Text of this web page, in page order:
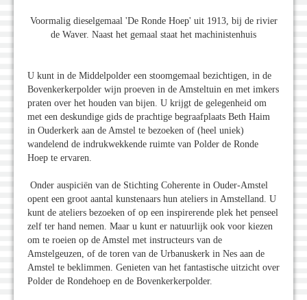
Voormalig dieselgemaal 'De Ronde Hoep' uit 1913, bij de rivier
de Waver. Naast het gemaal staat het machinistenhuis
U kunt in de Middelpolder een stoomgemaal bezichtigen, in de
Bovenkerkerpolder wijn proeven in de Amsteltuin en met imkers
praten over het houden van bijen. U krijgt de gelegenheid om
met een deskundige gids de prachtige begraafplaats Beth Haim
in Ouderkerk aan de Amstel te bezoeken of (heel uniek)
wandelend de indrukwekkende ruimte van Polder de Ronde
Hoep te ervaren.
Onder auspiciёn van de Stichting Coherente in Ouder-Amstel
opent een groot aantal kunstenaars hun ateliers in Amstelland. U
kunt de ateliers bezoeken of op een inspirerende plek het penseel
zelf ter hand nemen. Maar u kunt er natuurlijk ook voor kiezen
om te roeien op de Amstel met instructeurs van de
Amstelgeuzen, of de toren van de Urbanuskerk in Nes aan de
Amstel te beklimmen. Genieten van het fantastische uitzicht over
Polder de Rondehoep en de Bovenkerkerpolder.